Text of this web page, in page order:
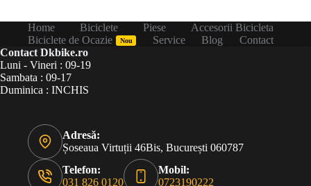
Home Biciclete Piese
Accesorii Bicicleta
Biciclete de Ocazie
Nou Service Blog
Contact
Contact Dkbike.ro
Luni - Vineri : 09-19
Sambata : 09-17
Duminica : INCHIS
Adresă:
Șoseaua Virtuții 46Bis, București 060787
Telefon:
031 826 0120
Mobil:
0723190222